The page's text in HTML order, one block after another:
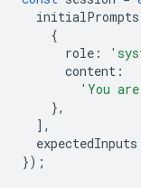
initialPrompts
{
role :
content :
'You
},
],
expectedInputs
});